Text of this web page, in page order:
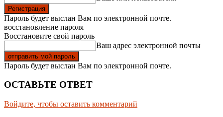
Пароль будет выслан Вам по электронной почте.
восстановление пароля
Восстановите свой пароль
Ваш адрес электронной почты
Пароль будет выслан Вам по электронной почте.
ОСТАВЬТЕ ОТВЕТ
Войдите, чтобы оставить комментарий